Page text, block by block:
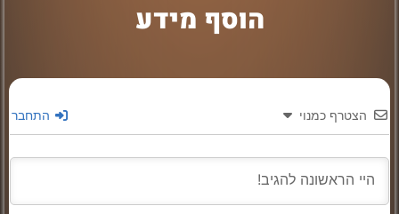
הוסף מידע
הצטרף כמנוי התחבר